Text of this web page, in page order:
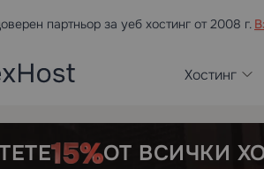
партньор за уеб хостинг от 2008 г.
Хостинг
ОТ ВСИЧКИ